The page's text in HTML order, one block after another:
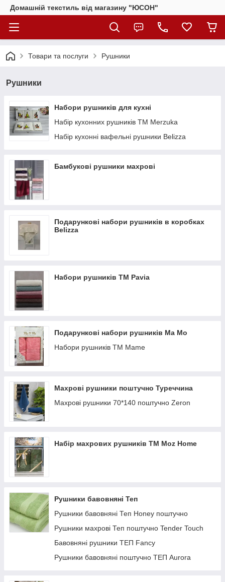
Домашній текстиль від магазину "ЮСОН"
Товари та послуги Рушники
Рушники
Набори рушників для кухні
Набір кухонних рушників ТМ Merzuka
Набір кухонні вафельні рушники Belizza
Бамбукові рушники махрові
Подарункові набори рушників в коробках
Belizza
Набори рушників ТМ Pavia
Подарункові набори рушників Ma Мо
Набори рушників ТМ Mame
Махрові рушники поштучно Туреччина
Махрові рушники 70*140 поштучно Zeron
Набір махрових рушників TM Moz Home
Рушники бавовняні Теп
Рушники бавовняні Теп Honey поштучно
Рушники махрові Теп поштучно Tender Touch
Бавовняні рушники ТЕП Fancy
Рушники бавовняні поштучно ТЕП Aurora